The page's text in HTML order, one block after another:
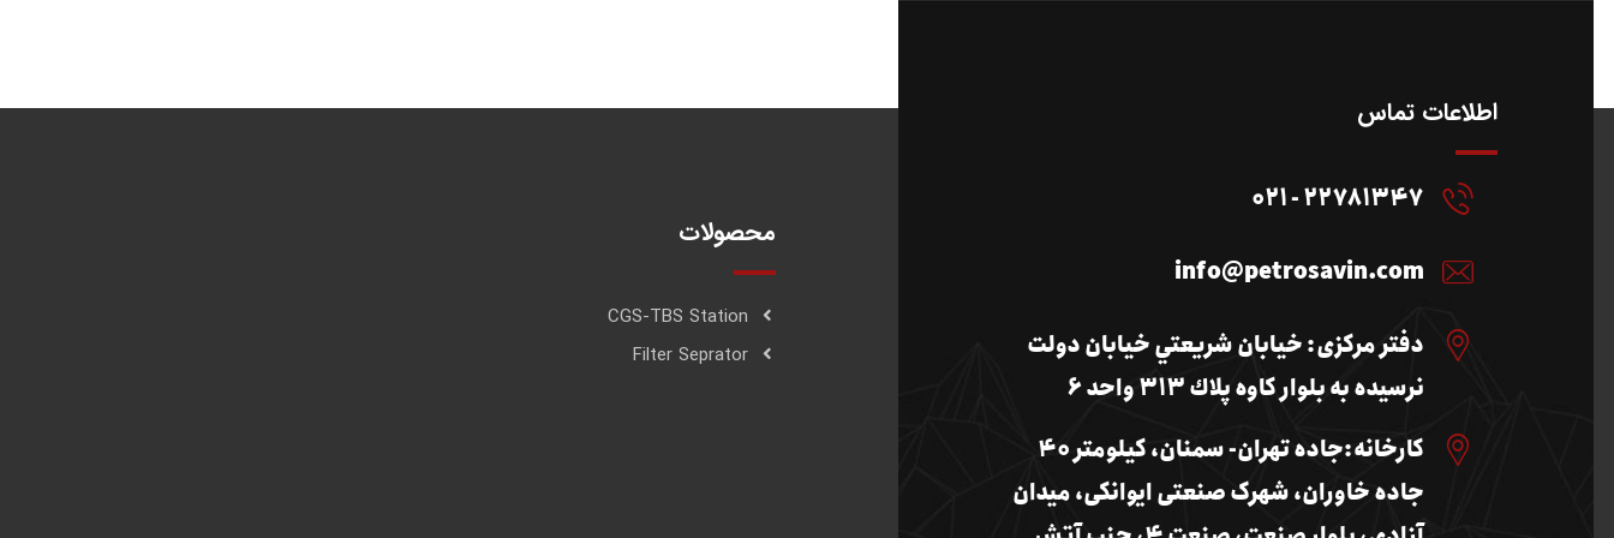
اطلاعات تماس
22781347 - 021
info@petrosavin.com
دفتر مرکزی: خيابان شريعتي خيابان دولت
نرسيده به بلوار كاوه پلاك 313 واحد 6
کارخانه:جاده تهران- سمنان، کیلومتر 40
جاده خاوران، شهرک صنعتی ایوانکی، میدان
محصولات
CGS-TBS Station
Filter Seprator